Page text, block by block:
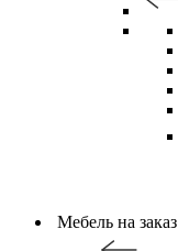
Мебель на заказ